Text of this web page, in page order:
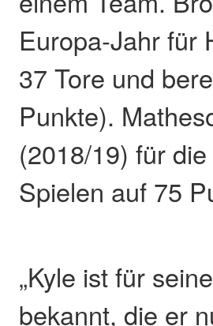
Europa-Jahr für
37 Tore und
Punkte).
(2018/19) für
Spielen auf 75
„Kyle ist für
bekannt, die er